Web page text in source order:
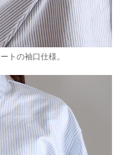
トの袖口仕様。